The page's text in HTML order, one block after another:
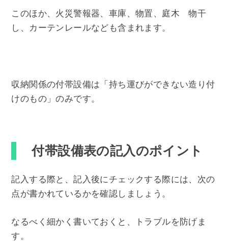
このほか、火災警報器、車庫、物置、庭木 物干
し、カーテンレールなども含まれます。
収納関係の付帯設備は「持ち運びができない造り付
けのもの」のみです。
付帯設備表の記入のポイント
記入する際と、記入後にチェックする際には、次の
点が書かれているかを確認しましょう。
なるべく細かく書いておくと、トラブルを防げま
す。